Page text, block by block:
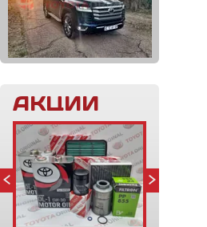
АКЦИИ